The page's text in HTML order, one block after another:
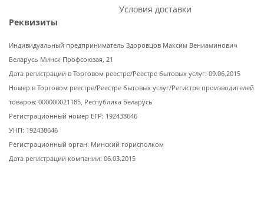
Условия доставки
Реквизиты
Индивидуальный предприниматель Здоровцов Максим Вениаминович
Беларусь Минск Профсоюзая, 21
Дата регистрации в Торговом реестре/Реестре бытовых услуг: 09.06.2015
Номер в Торговом реестре/Реестре бытовых услуг/Регистре производителей
товаров: 000000021185, Республика Беларусь
Регистрационный номер ЕГР: 192438646
УНП: 192438646
Регистрационный орган: Минский горисполком
Дата регистрации компании: 06.03.2015